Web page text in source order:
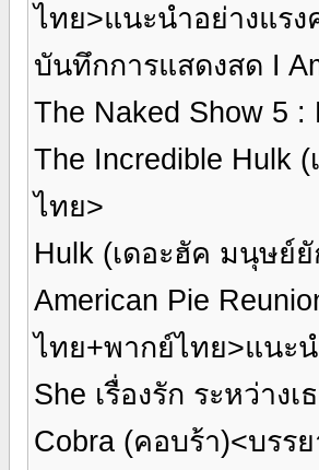
ไทย>แนะนำอย่างแรง
บันทึกการแสดงสด I
The Naked Show 5 :
The Incredible Hulk
ไทย>
Hulk (เดอะฮัค มนุษย์
American Pie
ไทย+พากย์ไทย>แนะ
She เรื่องรัก ระหว่าง
Cobra (คอบร้า)<บรร